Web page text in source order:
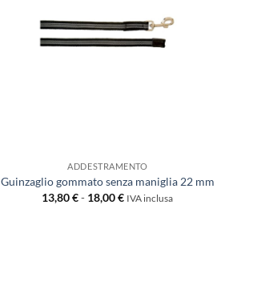
ADDESTRAMENTO
Guinzaglio gommato senza maniglia 22 mm
13,80€- 18,00€Fascia
IVA inclusa